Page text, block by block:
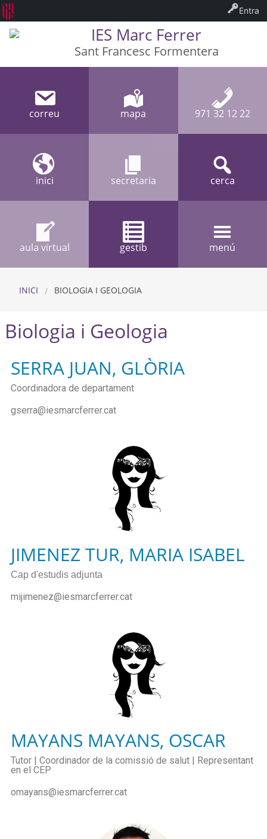
IES Marc Ferrer
Sant Francesc Formentera
correu mapa 971 32 12 22
inici secretaria cerca
aula virtual gestib menú
INICI BIOLOGIA I GEOLOGIA
Biologia i Geologia
SERRA JUAN, GLÒRIA
Coordinadora de departament
gserra@iesmarcferrer.cat
JIMENEZ TUR, MARIA ISABEL
Cap d'estudis adjunta
mijimenez@iesmarcferrer.cat
MAYANS MAYANS, OSCAR
Tutor | Coordinador de la comissió de salut | Representant
en el CEP
omayans@iesmarcferrer.cat
Entra